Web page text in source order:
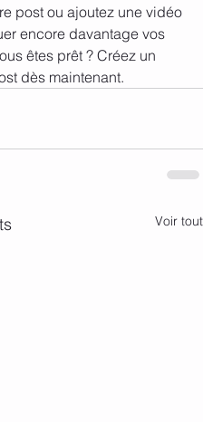
post ou ajoutez une vidéo
encore davantage vos
êtes prêt ? Créez un
dès maintenant.
Voir tout